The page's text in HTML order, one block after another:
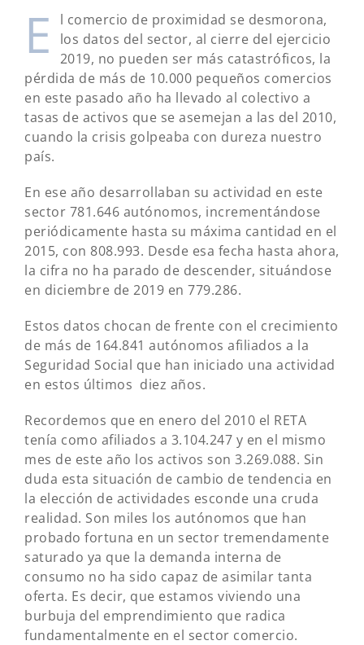
E
l comercio de proximidad se desmorona,
los datos del sector, al cierre del ejercicio
2019, no pueden ser más catastróficos, la
pérdida de más de 10.000 pequeños comercios
en este pasado año ha llevado al colectivo a
tasas de activos que se asemejan a las del 2010,
cuando la crisis golpeaba con dureza nuestro
país.
En ese año desarrollaban su actividad en este
sector 781.646 autónomos, incrementándose
periódicamente hasta su máxima cantidad en el
2015, con 808.993. Desde esa fecha hasta ahora,
la cifra no ha parado de descender, situándose
en diciembre de 2019 en 779.286.
Estos datos chocan de frente con el crecimiento
de más de 164.841 autónomos afiliados a la
Seguridad Social que han iniciado una actividad
en estos últimos diez años.
Recordemos que en enero del 2010 el RETA
tenía como afiliados a 3.104.247 y en el mismo
mes de este año los activos son 3.269.088. Sin
duda esta situación de cambio de tendencia en
la elección de actividades esconde una cruda
realidad. Son miles los autónomos que han
probado fortuna en un sector tremendamente
saturado ya que la demanda interna de
consumo no ha sido capaz de asimilar tanta
oferta. Es decir, que estamos viviendo una
burbuja del emprendimiento que radica
fundamentalmente en el sector comercio.